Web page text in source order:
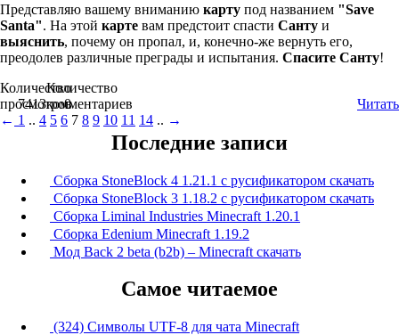
Представляю вашему вниманию карту под названием "Save
Santa". На этой карте вам предстоит спасти Санту и
выяснить, почему он пропал, и, конечно-же вернуть его,
преодолев различные преграды и испытания. Спасите Санту!
Количество
просмотров
7413
Количество
комментариев
0
Читать
← 1 .. 4 5 6 7 8 9 10 11 14 .. →
Последние записи
Сборка StoneBlock 4 1.21.1 с русификатором скачать
Сборка StoneBlock 3 1.18.2 с русификатором скачать
Сборка Liminal Industries Minecraft 1.20.1
Сборка Edenium Minecraft 1.19.2
Мод Back 2 beta (b2b) – Minecraft скачать
Самое читаемое
(324) Символы UTF-8 для чата Minecraft